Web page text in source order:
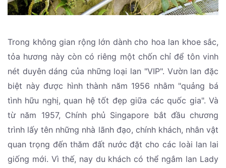
Trong không gian rộng lớn dành cho hoa lan khoe sắc,
tỏa hương này còn có riêng một chốn chỉ để tôn vinh
nét duyên dáng của những loại lan "VIP". Vườn lan đặc
biệt này được hình thành năm 1956 nhằm "quảng bá
tình hữu nghị, quan hệ tốt đẹp giữa các quốc gia". Và
từ năm 1957, Chính phủ Singapore bắt đầu chương
trình lấy tên những nhà lãnh đạo, chính khách, nhân vật
quan trọng đến thăm đất nước đặt cho các loài lan lai
giống mới. Vì thế, nay du khách có thể ngắm lan Lady